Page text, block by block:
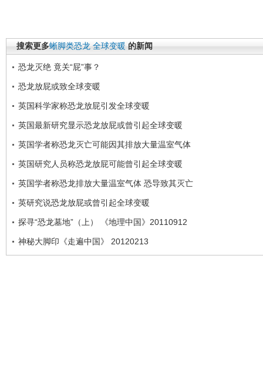
搜索更多蜥脚类恐龙 全球变暖 的新闻
恐龙灭绝 竟关“屁”事？
恐龙放屁或致全球变暖
英国科学家称恐龙放屁引发全球变暖
英国最新研究显示恐龙放屁或曾引起全球变暖
英国学者称恐龙灭亡可能因其排放大量温室气体
英国研究人员称恐龙放屁可能曾引起全球变暖
英国学者称恐龙排放大量温室气体 恐导致其灭亡
英研究说恐龙放屁或曾引起全球变暖
探寻“恐龙墓地”（上） 《地理中国》20110912
神秘大脚印《走遍中国》 20120213